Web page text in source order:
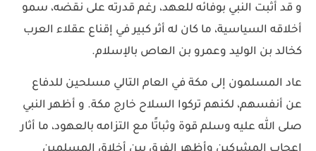
و قد أثبت النبي بوفائه للعهد، رغم قدرته على نقضه، سمو
أخلاقه السياسية، ما كان له أثر كبير في إقناع عقلاء العرب
كخالد بن الوليد وعمرو بن العاص بالإسلام.
عاد المسلمون إلى مكة في العام التالي مسلحين للدفاع
عن أنفسهم، لكنهم تركوا السلاح خارج مكة. و أظهر النبي
صلى الله عليه وسلم قوة وثباتًا مع التزامه بالعهود، ما أثار